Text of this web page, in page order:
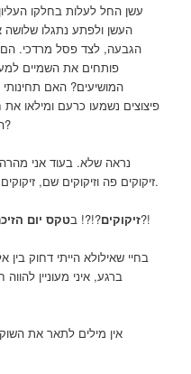
עשן החל לעלות בחלקו
העשן ולפתע נתגלו
הגבעה, לצד פסל מרדכי. הם
פותחים את השמיים
המושיעים? האם
פיצוצים נשמעו כרעם ומילאו
הדבר? האם קסאמים הם הגורם לדבר?
נראה שלא. בעוד אני
זיקוקים פה וזיקוקים שם, זיקוקים בשרשראות, בצבעים וגם לא בצבעים.
זיקוקים?!?! בטקס יום ?! מה עבר על האדם שחשב על זה?!
בחיי שאילולא הייתי דחוק בין
ברגע, איני מעוניין
אין מילים לתאר את